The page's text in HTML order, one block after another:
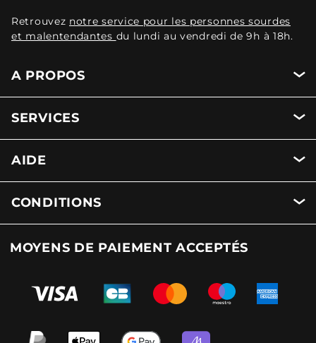
Retrouvez notre service pour les personnes sourdes
et malentendantes du lundi au vendredi de 9h à 18h.
A PROPOS
SERVICES
AIDE
CONDITIONS
MOYENS DE PAIEMENT ACCEPTÉS